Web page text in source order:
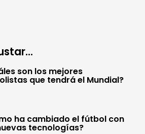
son los mejores
que tendrá el Mundial?
ha cambiado el fútbol con
tecnologías?